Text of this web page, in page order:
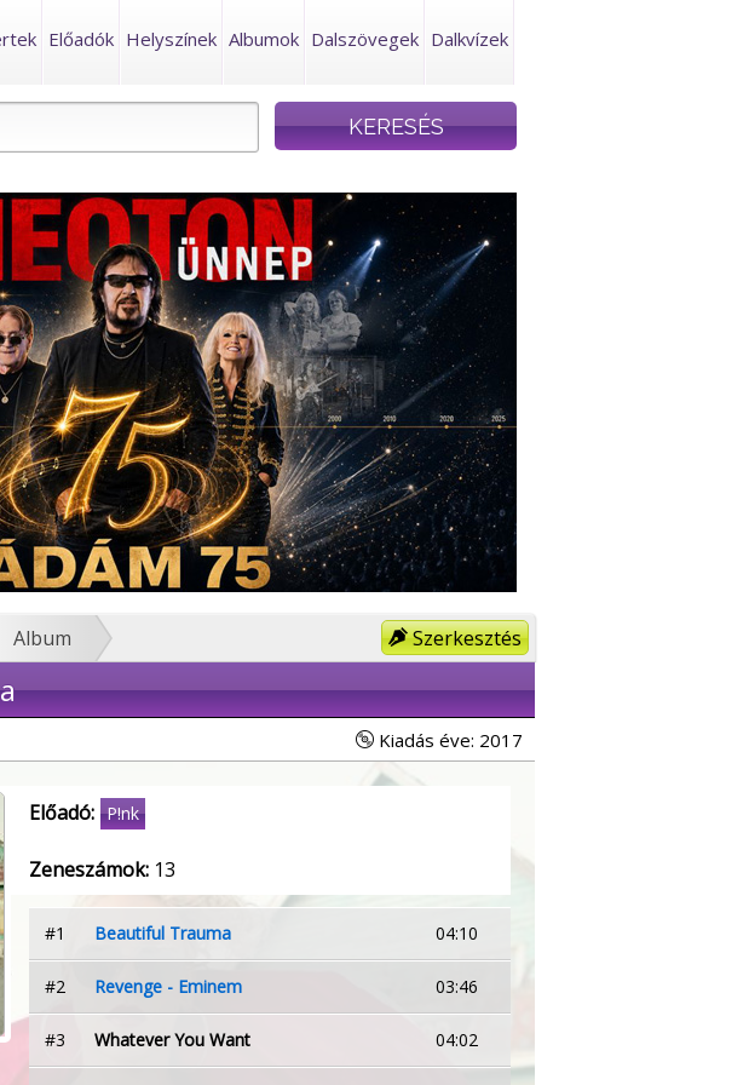
Előadók Helyszínek Albumok Dalszövegek Dalkvízek
Szerkesztés
Album
Kiadás éve: 2017
Előadó: P!nk
Zeneszámok: 13
#1 Beautiful Trauma 04:10
#2 Revenge - Eminem 03:46
#3 Whatever You Want 04:02